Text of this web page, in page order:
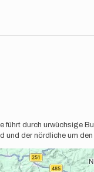
durch urwüchsige
der nördliche um